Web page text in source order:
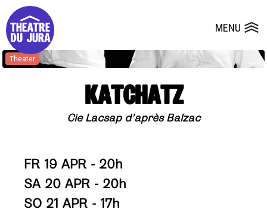
MENU
Presse Dépôts de dossiers
Theater
KATCHATZ
Cie Lacsap d’après Balzac
FR 19 APR - 20h
SA 20 APR - 20h
SO 21 APR - 17h